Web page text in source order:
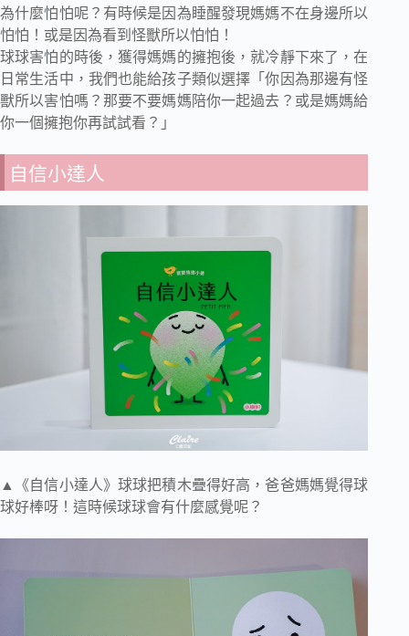
為什麼怕怕呢？有時候是因為睡醒發現媽媽不在身邊所以
怕怕！或是因為看到怪獸所以怕怕！
球球害怕的時後，獲得媽媽的擁抱後，就冷靜下來了，在
日常生活中，我們也能給孩子類似選擇「你因為那邊有怪
獸所以害怕嗎？那要不要媽媽陪你一起過去？或是媽媽給
你一個擁抱你再試試看？」
自信小達人
▲《自信小達人》球球把積木疊得好高，爸爸媽媽覺得球
球好棒呀！這時候球球會有什麼感覺呢？